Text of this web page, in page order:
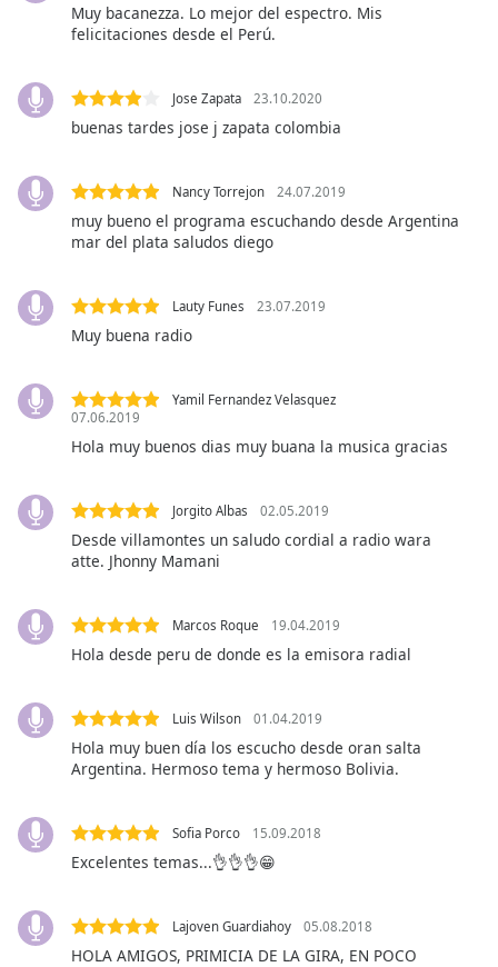
Caption
Area
Background
Font
Size
Edge
Style
Font
Family
Done
Close
Modal
dialog
Muy bacanezza. Lo mejor del espectro. Mis
felicitaciones desde el Perú.
Jose Zapata 23.10.2020
buenas tardes jose j zapata colombia
Nancy Torrejon 24.07.2019
muy bueno el programa escuchando desde Argentina
mar del plata saludos diego
Lauty Funes 23.07.2019
Muy buena radio
Yamil Fernandez Velasquez
07.06.2019
Hola muy buenos dias muy buana la musica gracias
Jorgito Albas 02.05.2019
Desde villamontes un saludo cordial a radio wara
atte. Jhonny Mamani
Marcos Roque 19.04.2019
Hola desde peru de donde es la emisora radial
Luis Wilson 01.04.2019
Hola muy buen día los escucho desde oran salta
Argentina. Hermoso tema y hermoso Bolivia.
Sofia Porco 15.09.2018
Excelentes temas...👌👌👌😁
Lajoven Guardiahoy 05.08.2018
HOLA AMIGOS, PRIMICIA DE LA GIRA, EN POCO